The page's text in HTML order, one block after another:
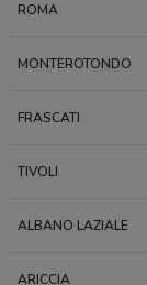
ROMA
MONTEROTONDO
FRASCATI
TIVOLI
ALBANO LAZIALE
ARICCIA